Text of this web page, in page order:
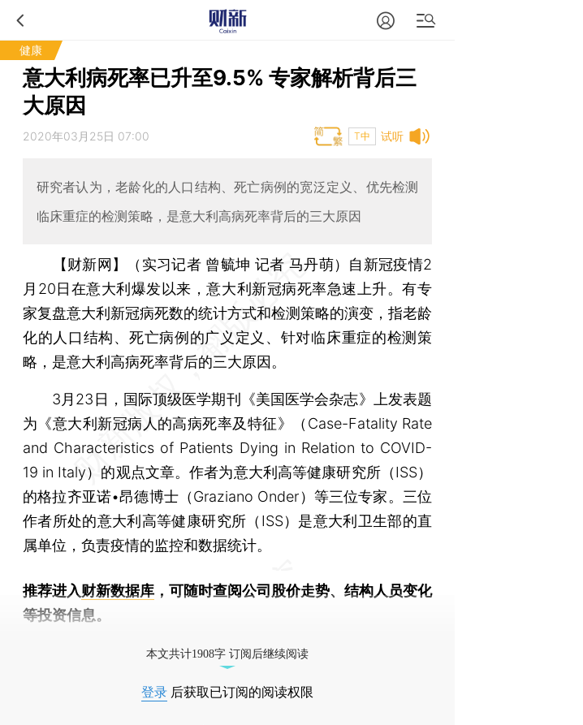
健康
意大利病死率已升至9.5% 专家解析背后三
大原因
试听
2020年03月25日 07:00 T中
研究者认为，老龄化的人口结构、死亡病例的宽泛定义、优先检测
临床重症的检测策略，是意大利高病死率背后的三大原因
【财新网】（实习记者 曾毓坤 记者 马丹萌） 自新冠疫情2
月20日在意大利爆发以来，意大利新冠病死率急速上升。有专
家复盘意大利新冠病死数的统计方式和检测策略的演变，指老龄
化的人口结构、死亡病例的广义定义、针对临床重症的检测策
略，是意大利高病死率背后的三大原因。
3月23日，国际顶级医学期刊《美国医学会杂志》上发表题
为《意大利新冠病人的高病死率及特征》（Case-Fatality Rate
and Characteristics of Patients Dying in Relation to COVID-
19 in Italy）的观点文章。作者为意大利高等健康研究所（ISS）
的格拉齐亚诺•昂德博士（Graziano Onder）等三位专家。三位
作者所处的意大利高等健康研究所（ISS）是意大利卫生部的直
属单位，负责疫情的监控和数据统计。
推荐进入财新数据库 ，可随时查阅公司股价走势、结构人员变化
等投资信息。
本文共计1908字 订阅后继续阅读
登录 后获取已订阅的阅读权限